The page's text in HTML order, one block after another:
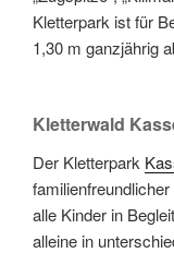
Kletterpark ist für
1,30 m ganzjährig
Kletterwald
Der Kletterpark
alle Kinder in
alleine in